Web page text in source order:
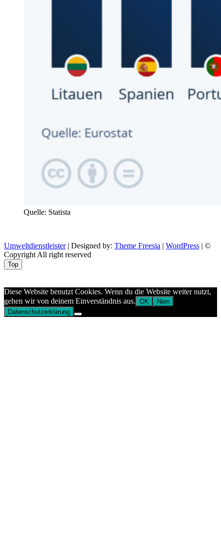
Quelle: Statista
Umweltdienstleister| Designed by: Theme Freesia WordPress | ©
Copyright All right reserved
Top
Diese Website benutzt Cookies. Wenn du die Website weiter nutzt,
gehen wir von deinem Einverständnis aus. OK
Nein
Datenschutzerklärung